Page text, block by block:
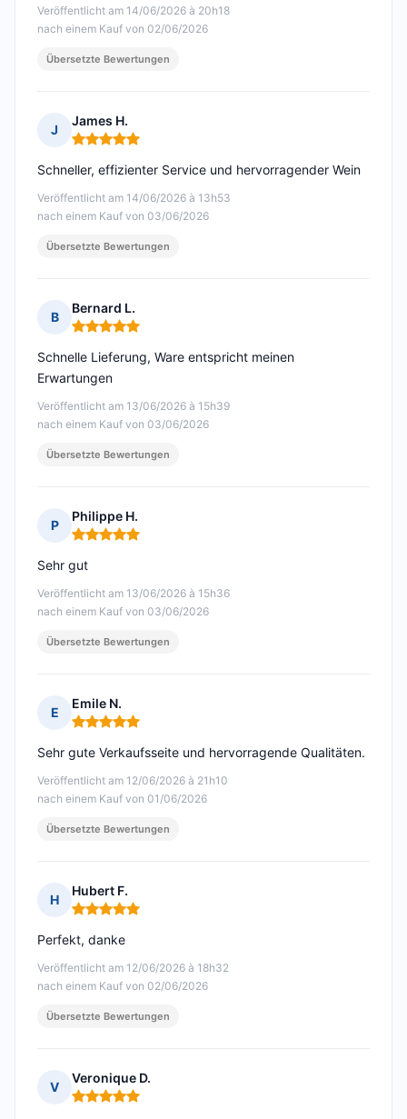
Veröffentlicht am 14/06/2026 à 20h18
nach einem Kauf von 02/06/2026
Übersetzte Bewertungen
J
James H.
Hinweis: 5 von 5
Veröffentlicht am 14/06/2026 à 13h53
nach einem Kauf von 03/06/2026
Schneller, effizienter Service und hervorragender Wein
Übersetzte Bewertungen
B
Bernard L.
Hinweis: 5 von 5
Veröffentlicht am 13/06/2026 à 15h39
nach einem Kauf von 03/06/2026
Schnelle Lieferung, Ware entspricht meinen
Erwartungen
Übersetzte Bewertungen
P
Philippe H.
Hinweis: 5 von 5
Veröffentlicht am 13/06/2026 à 15h36
nach einem Kauf von 03/06/2026
Sehr gut
Übersetzte Bewertungen
E
Emile N.
Hinweis: 5 von 5
Veröffentlicht am 12/06/2026 à 21h10
nach einem Kauf von 01/06/2026
Sehr gute Verkaufsseite und hervorragende Qualitäten.
Übersetzte Bewertungen
H
Hubert F.
Hinweis: 5 von 5
Veröffentlicht am 12/06/2026 à 18h32
nach einem Kauf von 02/06/2026
Perfekt, danke
Übersetzte Bewertungen
V
Veronique D.
Hinweis: 5 von 5